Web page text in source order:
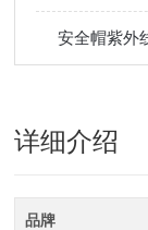
安全帽紫外
详细介绍
品牌